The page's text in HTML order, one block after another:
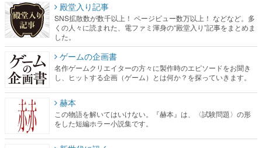
殿堂入り記事
SNS拡散数が数千以上！ ページビュー数万以上！ などなど。多
くの人々に読まれた、電ファミ渾身の“殿堂入り”記事をまとめま
した。
ゲームの企画書
名作ゲームクリエイターの方々に製作時のエピソードをお聞き
し、ヒットする企画（ゲーム）とは何か？を探っていきます。
赫本
この物語を解いてはいけない。『赫本』は、〈試験問題〉の形
をした短編ホラー小説集です。